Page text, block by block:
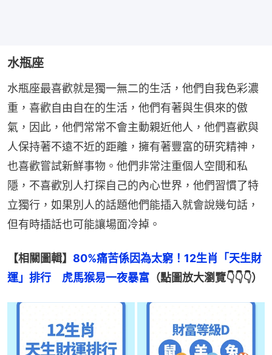
水瓶座
水瓶座最喜歡就是獨一無二的生活，他們自我色彩濃
重，喜歡自由自在的生活，他們有著與生俱來的傲
氣，因此，他們常常不會主動親近他人，他們喜歡與
人保持著不遠不近的距離，擁有著豐富的研究精神，
也喜歡嘗試新鮮事物。他們非常注重個人空間和私
隱，不喜歡別人打探自己的內心世界，他們習慣了特
立獨行，如果別人的話題他們能插入就會說幾句話，
但有時插話也可能讓場面冷掉。
【相關圖輯】 80%痛苦係因為太窮！12生肖「天生財
運」排行　虎馬猴易一夜暴富 （點圖放大瀏覽👇👇👇）